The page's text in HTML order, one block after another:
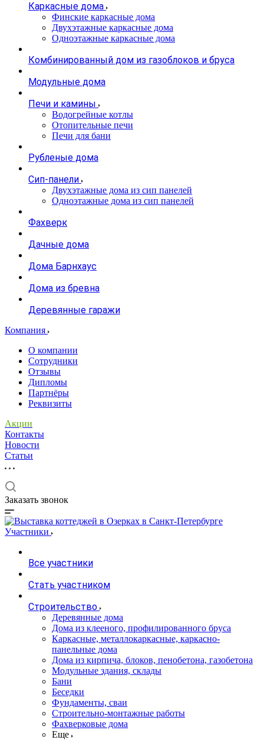
Каркасные дома
Финские каркасные дома
Двухэтажные каркасные дома
Одноэтажные каркасные дома
Комбинированный дом из газоблоков и бруса
Модульные дома
Печи и камины
Водогрейные котлы
Отопительные печи
Печи для бани
Рубленые дома
Сип-панели
Двухэтажные дома из сип панелей
Одноэтажные дома из сип панелей
Фахверк
Дачные дома
Дома Барнхаус
Дома из бревна
Деревянные гаражи
Компания
О компании
Сотрудники
Отзывы
Дипломы
Партнёры
Реквизиты
Акции
Контакты
Новости
Статьи
Заказать звонок
Участники
Все участники
Стать участником
Строительство
Деревянные дома
Дома из клееного, профилированного бруса
Каркасные, металлокаркасные, каркасно-
панельные дома
Дома из кирпича, блоков, пенобетона, газобетона
Модульные здания, склады
Бани
Беседки
Фундаменты, сваи
Строительно-монтажные работы
Фахверковые дома
Еще